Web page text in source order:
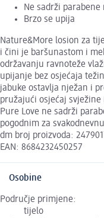
Ne sadrži
Brzo se upija
Nature&More losion za
i čini je baršunastom i
održavanju ravnoteže
upijanje bez osjećaja
jabuke ostavlja nježan i
pružajući osjećaj
Pure Love ne sadrži
pogodnim za
dm broj proizvoda:
EAN: 8684232450257
Osobine
Područje primjene:
tijelo